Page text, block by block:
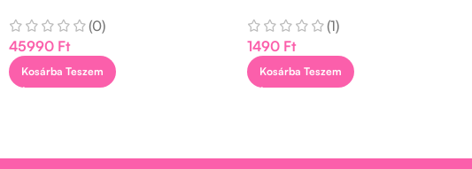
(0)
45990 Ft
Kosárba Teszem
(1)
1490 Ft
Kosárba Teszem